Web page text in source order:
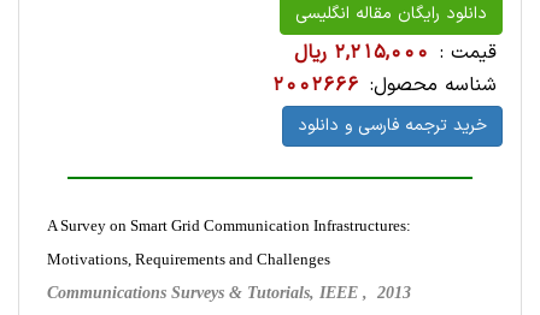
دانلود رایگان مقاله انگلیسی
قیمت : 2,215,000 ریال
شناسه محصول: 2002666
خرید ترجمه فارسی و دانلود
A Survey on Smart Grid Communication Infrastructures:
Motivations, Requirements and Challenges
Communications Surveys & Tutorials, IEEE , 2013